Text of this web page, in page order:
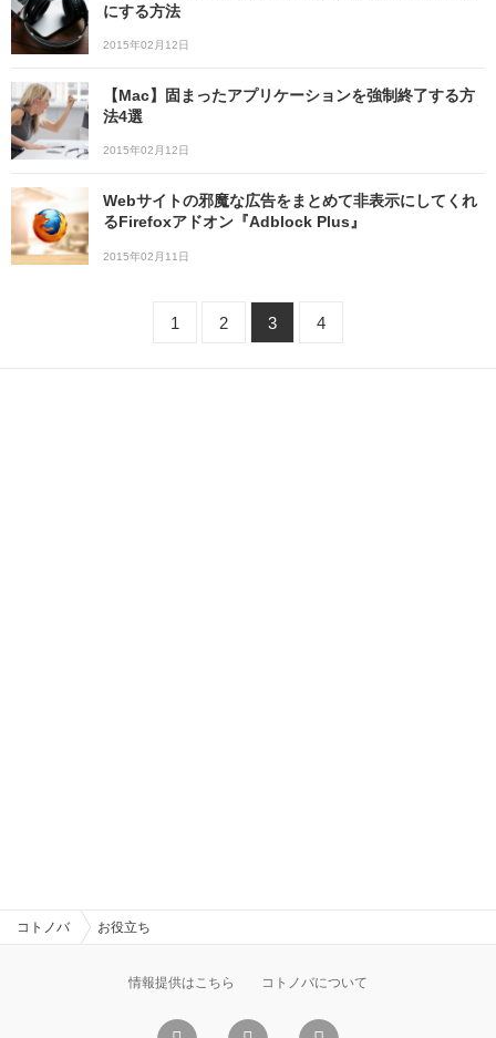
にする方法
2015年02月12日
【Mac】固まったアプリケーションを強制終了する方
法4選
2015年02月12日
Webサイトの邪魔な広告をまとめて非表示にしてくれ
るFirefoxアドオン『Adblock Plus』
2015年02月11日
1 2 3 4
コトノバ お役立ち
情報提供はこちら コトノバについて